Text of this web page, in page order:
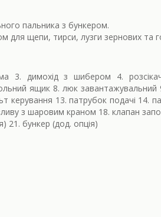
пальника з бункером.
для щепи, тирси, лузги зернових та
3. димохід з шибером 4.
ящик 8. люк завантажувальний
керування 13. патрубок подачі 14.
з шаровим краном 18. клапан
21. бункер (дод. опція)